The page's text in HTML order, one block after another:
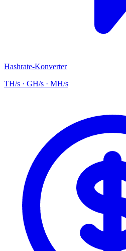
Hashrate-Konverter
TH/s · GH/s · MH/s